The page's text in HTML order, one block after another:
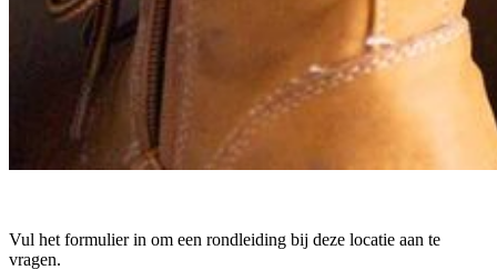
Vul het formulier in om een rondleiding bij deze locatie aan te
vragen.